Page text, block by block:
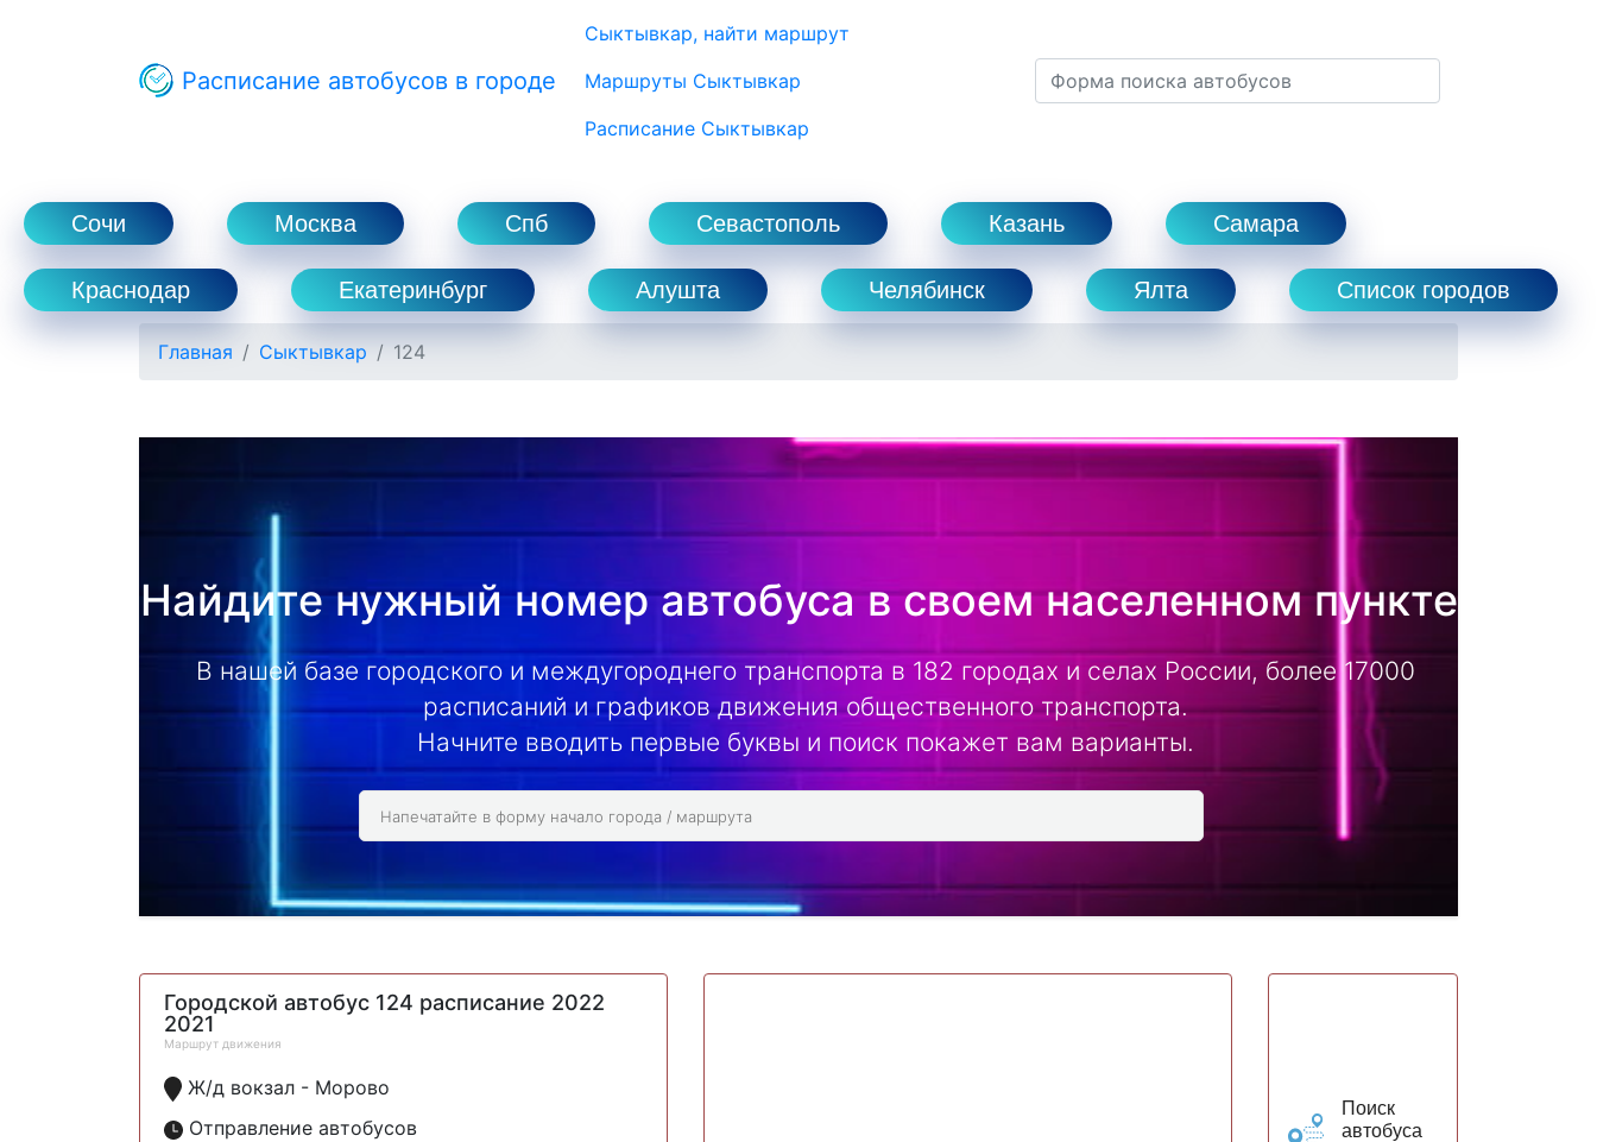
Расписание автобусов в городе
Сыктывкар, найти маршрут
Маршруты Сыктывкар
Расписание Сыктывкар
Сочи Москва Спб Севастополь Казань Самара
Краснодар Екатеринбург Алушта Челябинск Ялта Список городов
Главная Сыктывкар 124
Найдите нужный номер автобуса в своем населенном пункте
В нашей базе городского и междугороднего транспорта в 182 городах и селах России, более 17000
расписаний и графиков движения общественного транспорта.
Начните вводить первые буквы и поиск покажет вам варианты.
Городской автобус 124 расписание 2022
2021
Маршрут движения
Ж/д вокзал - Морово
Отправление автобусов
Поиск
автобуса